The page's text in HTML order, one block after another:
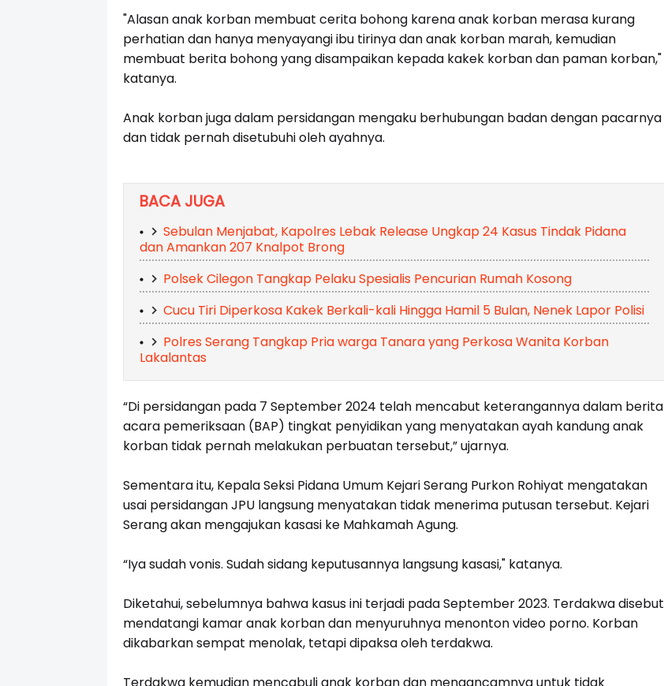
"Alasan anak korban membuat cerita bohong karena anak korban merasa kurang
perhatian dan hanya menyayangi ibu tirinya dan anak korban marah, kemudian
membuat berita bohong yang disampaikan kepada kakek korban dan paman korban,"
katanya.
Anak korban juga dalam persidangan mengaku berhubungan badan dengan pacarnya
dan tidak pernah disetubuhi oleh ayahnya.
BACA JUGA
Sebulan Menjabat, Kapolres Lebak Release Ungkap 24 Kasus Tindak Pidana
dan Amankan 207 Knalpot Brong
Polsek Cilegon Tangkap Pelaku Spesialis Pencurian Rumah Kosong
Cucu Tiri Diperkosa Kakek Berkali-kali Hingga Hamil 5 Bulan, Nenek Lapor Polisi
Polres Serang Tangkap Pria warga Tanara yang Perkosa Wanita Korban
Lakalantas
“Di persidangan pada 7 September 2024 telah mencabut keterangannya dalam berita
acara pemeriksaan (BAP) tingkat penyidikan yang menyatakan ayah kandung anak
korban tidak pernah melakukan perbuatan tersebut,” ujarnya.
Sementara itu, Kepala Seksi Pidana Umum Kejari Serang Purkon Rohiyat mengatakan
usai persidangan JPU langsung menyatakan tidak menerima putusan tersebut. Kejari
Serang akan mengajukan kasasi ke Mahkamah Agung.
“Iya sudah vonis. Sudah sidang keputusannya langsung kasasi," katanya.
Diketahui, sebelumnya bahwa kasus ini terjadi pada September 2023. Terdakwa disebut
mendatangi kamar anak korban dan menyuruhnya menonton video porno. Korban
dikabarkan sempat menolak, tetapi dipaksa oleh terdakwa.